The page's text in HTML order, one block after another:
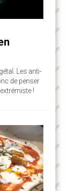
Les anti-
de penser
!